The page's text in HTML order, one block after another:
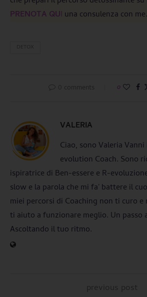
PRENOTA QUI una consulenza con me.
DETOX
0 comments 0
VALERIA
Ciao, sono Valeria
evolution Coach. Sono
ispiratrice di Ben-essere e R-
slow e la parola che mi fa' battere il
miei percorsi di Coaching non ti curo
ti aiuto a funzionare meglio. Un passo
Ascoltando il tuo ritmo.
previous post